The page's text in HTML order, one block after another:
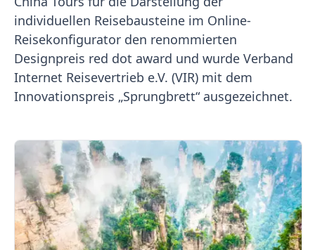
individuellen Reisebausteine im Online-
Reisekonfigurator den renommierten
Designpreis red dot award und wurde Verband
Internet Reisevertrieb e.V. (VIR) mit dem
Innovationspreis „Sprungbrett“ ausgezeichnet.